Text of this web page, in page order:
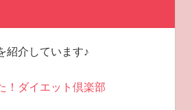
紹介しています♪
！ダイエット倶楽部